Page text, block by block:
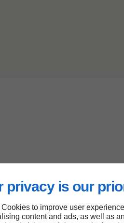
privacy is our
to improve user
content and ads, as well as